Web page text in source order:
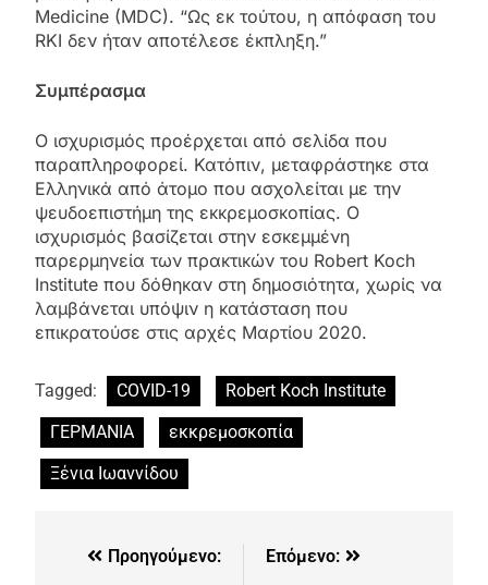
Medicine (MDC). “Ως εκ τούτου, η απόφαση του
RKI δεν ήταν αποτέλεσε έκπληξη.”
Συμπέρασμα
Ο ισχυρισμός προέρχεται από σελίδα που
παραπληροφορεί. Κατόπιν, μεταφράστηκε στα
Ελληνικά από άτομο που ασχολείται με την
ψευδοεπιστήμη της εκκρεμοσκοπίας. Ο
ισχυρισμός βασίζεται στην εσκεμμένη
παρερμηνεία των πρακτικών του Robert Koch
Institute που δόθηκαν στη δημοσιότητα, χωρίς να
λαμβάνεται υπόψιν η κατάσταση που
επικρατούσε στις αρχές Μαρτίου 2020.
Tagged: COVID-19
Robert Koch Institute
ΓΕΡΜΑΝΙΑ
εκκρεμοσκοπία
Ξένια Ιωαννίδου
Προηγούμενο:
Επόμενο: